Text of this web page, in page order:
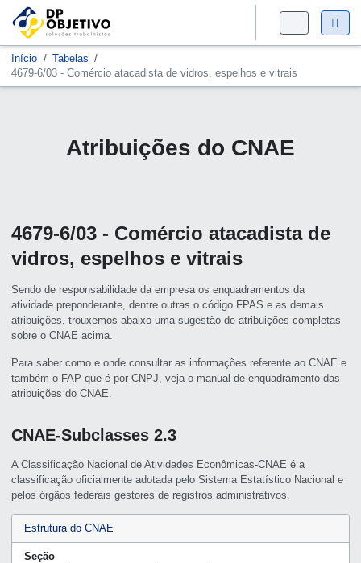
Início
Tabelas
4679-6/03 - Comércio atacadista de vidros, espelhos e vitrais
Atribuições do CNAE
4679-6/03 - Comércio atacadista de
vidros, espelhos e vitrais
Sendo de responsabilidade da empresa os enquadramentos da
atividade preponderante, dentre outras o código FPAS e as demais
atribuições, trouxemos abaixo uma sugestão de atribuições completas
sobre o CNAE acima.
Para saber como e onde consultar as informações referente ao CNAE e
também o FAP que é por CNPJ, veja o manual de enquadramento das
atribuições do CNAE.
CNAE-Subclasses 2.3
A Classificação Nacional de Atividades Econômicas-CNAE é a
classificação oficialmente adotada pelo Sistema Estatístico Nacional e
pelos órgãos federais gestores de registros administrativos.
Estrutura do CNAE
Seção